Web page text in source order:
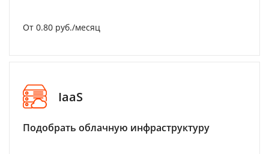
От 0.80 руб./месяц
IaaS
Подобрать облачную инфраструктуру